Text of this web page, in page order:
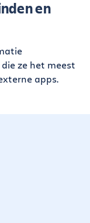
en
ze het meest
apps.